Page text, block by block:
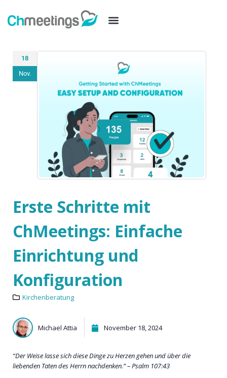
18
Nov.
Erste Schritte mit
ChMeetings: Einfache
Einrichtung und
Konfiguration
Kirchenberatung
Michael Attia November 18, 2024
“Der Weise lasse sich diese Dinge zu Herzen gehen und über die
liebenden Taten des Herrn nachdenken.” – Psalm 107:43